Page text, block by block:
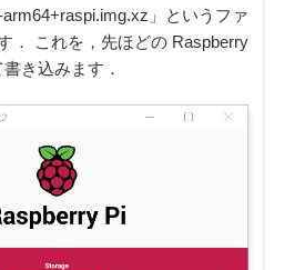
」というファ
． これを，先ほどの Raspberry
き込みます．